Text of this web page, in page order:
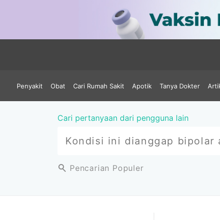
Penyakit Obat Cari Rumah Sakit Apotik Tanya Dokter
Cari pertanyaan dari pengguna lain
Pencarian Populer